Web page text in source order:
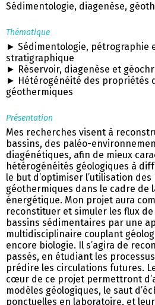
Sédimentologie, diagenèse,
Thématique
► Sédimentologie, pétrographie
stratigraphique
► Réservoir, diagenèse et
► Hétérogénéité des propriétés
géothermiques
Présentation
Mes recherches visent à
bassins, des paléo-
diagénétiques, afin de mieux
hétérogénéités géologiques à
le but d’optimiser l’utilisation
géothermiques dans le cadre de
énergétique. Mon projet aura
reconstituer et simuler les flux
bassins sédimentaires par une
multidisciplinaire couplant
encore biologie. Il s’agira de
passés, en étudiant les
prédire les circulations futures.
cœur de ce projet permettront
modèles géologiques, le saut
ponctuelles en laboratoire, et